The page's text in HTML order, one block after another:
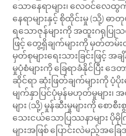
သောနေရာများ၊ လေဝင်လ
နေရာများနှင့် စိုထိုင်းမှု (သို့) ဓာ
ရသောဇုန်များကို အထူးဂရုပြုသ
ဖြင့် တွေ့ရှိချက်များကို မှတ်တမ်
မှတ်စုများရေးသားခြင်းဖြင့်
မှုပုံစံများကို ခြေရာခံနိုင်ပြီး ဒ
ဆိုင်ရာ ဆုံးဖြတ်ချက်များကို ပံ့ပို
မျက်နှာပြင်ပုံမှန်မဟုတ်မှုများ၊
များ (သို့) မှုန်ဆီးမှုများကို စောစီ
သေးငယ်သောပြဿနာများ ပိုမို
များအဖြစ် ပြောင်းလဲမည့်အခြ